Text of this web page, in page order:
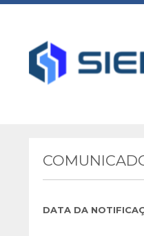
DATA DA